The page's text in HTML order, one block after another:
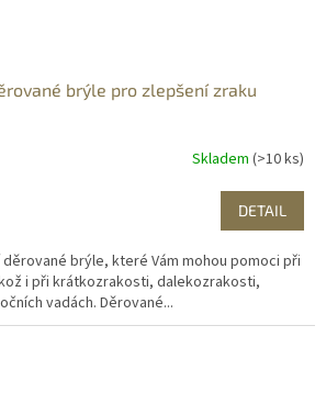
brýle pro zlepšení zraku
Skladem (>10 ks)
DETAIL
brýle, které Vám mohou pomoci při
i při krátkozrakosti, dalekozrakosti,
vadách. Děrované...